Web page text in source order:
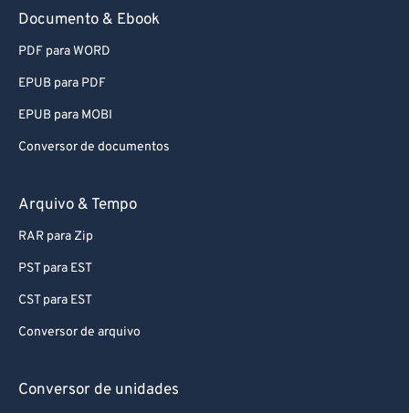
Documento & Ebook
PDF para WORD
EPUB para PDF
EPUB para MOBI
Conversor de documentos
Arquivo & Tempo
RAR para Zip
PST para EST
CST para EST
Conversor de arquivo
Conversor de unidades